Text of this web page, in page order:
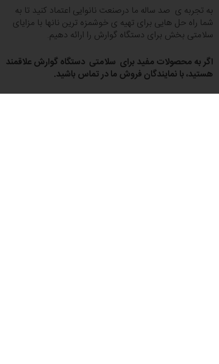
به تجربه ی صد ساله ما درصنعت نانوایی اعتماد کنید تا به
شما راه حل هایی برای تهیه ی خوشمزه ترین نانها با مزایای
سلامتی بخش برای دستگاه گوارش را ارائه دهیم.
اگر به محصولات مفید برای سلامتی دستگاه گوارش علاقمند
هستید،با نمایندگان فروش ما در تماس باشید.